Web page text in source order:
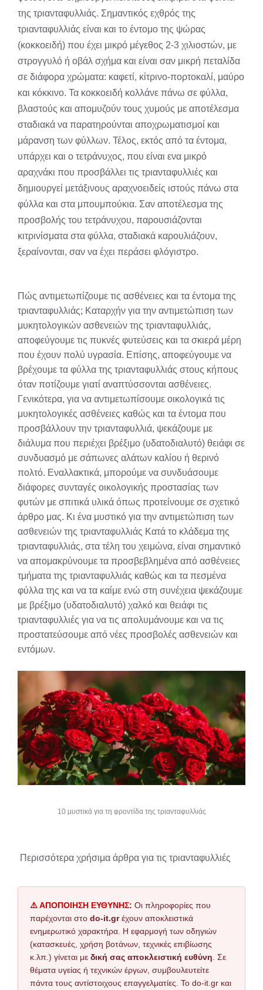
της τριανταφυλλιάς. Σημαντικός εχθρός της
τριανταφυλλιάς είναι και το έντομο της ψώρας
(κοκκοειδή) που έχει μικρό μέγεθος 2-3 χιλιοστών, με
στρογγυλό ή οβάλ σχήμα και είναι σαν μικρή πεταλίδα
σε διάφορα χρώματα: καφετί, κίτρινο-πορτοκαλί, μαύρο
και κόκκινο. Τα κοκκοειδή κολλάνε πάνω σε φύλλα,
βλαστούς και απομυζούν τους χυμούς με αποτέλεσμα
σταδιακά να παρατηρούνται αποχρωματισμοί και
μάρανση των φύλλων. Τέλος, εκτός από τα έντομα,
υπάρχει και ο τετράνυχος, που είναι ενα μικρό
αραχνάκι που προσβάλλει τις τριανταφυλλιές και
δημιουργεί μετάξινους αραχνοειδείς ιστούς πάνω στα
φύλλα και στα μπουμπούκια. Σαν αποτέλεσμα της
προσβολής του τετράνυχου, παρουσιάζονται
κιτρινίσματα στα φύλλα, σταδιακά καρουλιάζουν,
ξεραίνονται, σαν να έχει περάσει φλόγιστρο.
Πώς αντιμετωπίζουμε τις ασθένειες και τα έντομα της
τριανταφυλλιάς; Καταρχήν για την αντιμετώπιση των
μυκητολογικών ασθενειών της τριανταφυλλιάς,
αποφεύγουμε τις πυκνές φυτεύσεις και τα σκιερά μέρη
που έχουν πολύ υγρασία. Επίσης, αποφεύγουμε να
βρέχουμε τα φύλλα της τριανταφυλλιάς στους κήπους
όταν ποτίζουμε γιατί αναπτύσσονται ασθένειες.
Γενικότερα, για να αντιμετωπίσουμε οικολογικά τις
μυκητολογικές ασθένειες καθώς και τα έντομα που
προσβάλλουν την τριανταφυλλιά, ψεκάζουμε με
διάλυμα που περιέχει βρέξιμο (υδατοδιαλυτό) θειάφι σε
συνδυασμό με σάπωνες αλάτων καλίου ή θερινό
πολτό. Εναλλακτικά, μπορούμε να συνδυάσουμε
διάφορες συνταγές οικολογικής προστασίας των
φυτών με σπιτικά υλικά όπως προτείνουμε σε σχετικό
άρθρο μας. Κι ένα μυστικό για την αντιμετώπιση των
ασθενειών της τριανταφυλλιάς Κατά το κλάδεμα της
τριανταφυλλιάς, στα τέλη του χειμώνα, είναι σημαντικό
να απομακρύνουμε τα προσβεβλημένα από ασθένειες
τμήματα της τριανταφυλλιάς καθώς και τα πεσμένα
φύλλα της και να τα καίμε ενώ στη συνέχεια ψεκάζουμε
με βρέξιμο (υδατοδιαλυτό) χαλκό και θειάφι τις
τριανταφυλλιές για να τις απολυμάνουμε και να τις
προστατεύσουμε από νέες προσβολές ασθενειών και
εντόμων.
10 μυστικά για τη φροντίδα της τριανταφυλλιάς
Περισσότερα χρήσιμα άρθρα για τις τριανταφυλλιές
⚠️ ΑΠΟΠΟΙΗΣΗ ΕΥΘΥΝΗΣ: Οι πληροφορίες που
παρέχονται στο do-it.grέχουν αποκλειστικά
ενημερωτικό χαρακτήρα. Η εφαρμογή των οδηγιών
(κατασκευές, χρήση βοτάνων, τεχνικές επιβίωσης
κ.λπ.) γίνεται με δική σας αποκλειστική ευθύνη . Σε
θέματα υγείας ή τεχνικών έργων, συμβουλευτείτε
πάντα τους αντίστοιχους επαγγελματίες. Το do-it.gr και